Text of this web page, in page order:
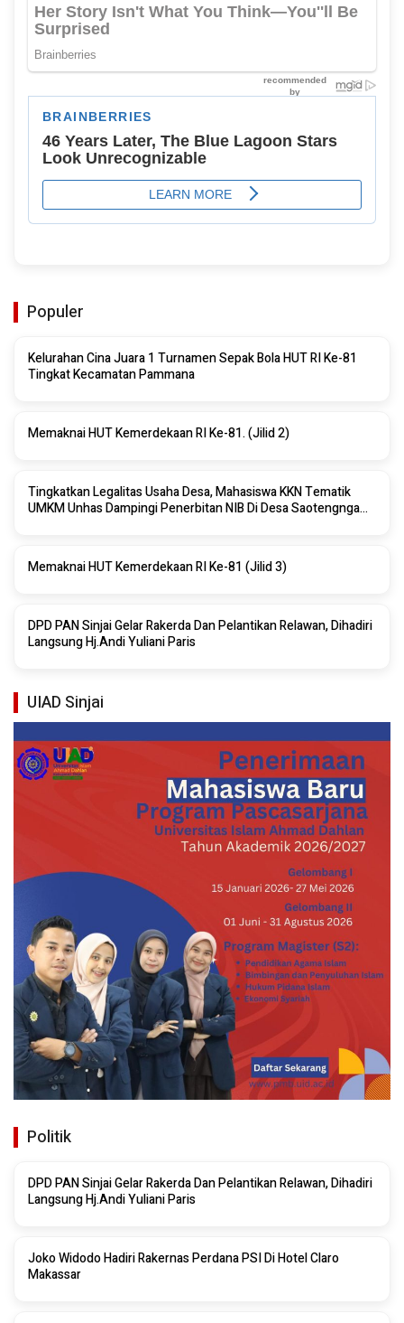
Populer
Kelurahan Cina Juara 1 Turnamen Sepak Bola HUT RI Ke-81
Tingkat Kecamatan Pammana
Memaknai HUT Kemerdekaan RI Ke-81. (Jilid 2)
Tingkatkan Legalitas Usaha Desa, Mahasiswa KKN Tematik
UMKM Unhas Dampingi Penerbitan NIB Di Desa Saotengnga
Memaknai HUT Kemerdekaan RI Ke-81 (Jilid 3)
DPD PAN Sinjai Gelar Rakerda Dan Pelantikan Relawan, Dihadiri
Langsung Hj.Andi Yuliani Paris
UIAD Sinjai
Politik
DPD PAN Sinjai Gelar Rakerda Dan Pelantikan Relawan, Dihadiri
Langsung Hj.Andi Yuliani Paris
Joko Widodo Hadiri Rakernas Perdana PSI Di Hotel Claro
Makassar